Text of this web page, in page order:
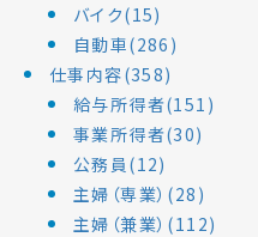
バイク(15)
自動車(286)
仕事内容(358)
給与所得者(151)
事業所得者(30)
公務員(12)
主婦（専業）(28)
主婦（兼業）(112)